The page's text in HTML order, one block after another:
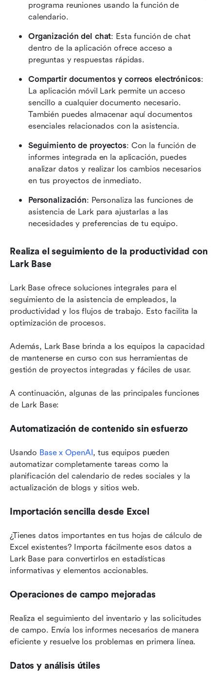
programa reuniones usando la función de
calendario.
Organización del chat: Esta función de chat
dentro de la aplicación ofrece acceso a
preguntas y respuestas rápidas.
Compartir documentos y correos electrónicos:
La aplicación móvil Lark permite un acceso
sencillo a cualquier documento necesario.
También puedes almacenar aquí documentos
esenciales relacionados con la asistencia.
Seguimiento de proyectos: Con la función de
informes integrada en la aplicación, puedes
analizar datos y realizar los cambios necesarios
en tus proyectos de inmediato.
Personalización: Personaliza las funciones de
asistencia de Lark para ajustarlas a las
necesidades y preferencias de tu equipo.
Realiza el seguimiento de la productividad con
Lark Base
Lark Base ofrece soluciones integrales para el
seguimiento de la asistencia de empleados, la
productividad y los flujos de trabajo. Esto facilita la
optimización de procesos.
Además, Lark Base brinda a los equipos la capacidad
de mantenerse en curso con sus herramientas de
gestión de proyectos integradas y fáciles de usar.
A continuación, algunas de las principales funciones
de Lark Base:
Automatización de contenido sin esfuerzo
Usando Base x OpenAI , tus equipos pueden
automatizar completamente tareas como la
planificación del calendario de redes sociales y la
actualización de blogs y sitios web.
Importación sencilla desde Excel
¿Tienes datos importantes en tus hojas de cálculo de
Excel existentes? Importa fácilmente esos datos a
Lark Base para convertirlos en estadísticas
informativas y elementos accionables.
Operaciones de campo mejoradas
Realiza el seguimiento del inventario y las solicitudes
de campo. Envía los informes necesarios de manera
eficiente y resuelve los problemas en primera línea.
Datos y análisis útiles